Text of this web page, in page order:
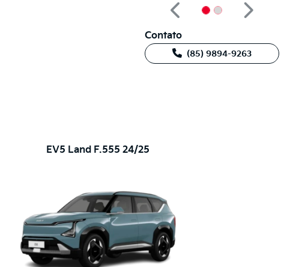
Anterior
Próximo
Contato
(85) 9894-9263
EV5 Land F.555 24/25